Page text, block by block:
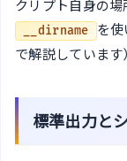
クリプト自身の
__dirname を使
で解説しています
標準出力と